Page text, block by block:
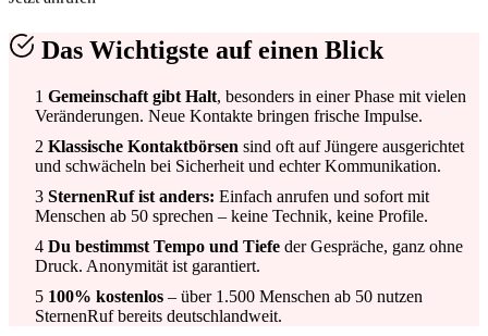
Das Wichtigste auf einen Blick
1 Gemeinschaft gibt Halt, besonders in einer Phase mit vielen
Veränderungen. Neue Kontakte bringen frische Impulse.
2 Klassische Kontaktbörsen sind oft auf Jüngere ausgerichtet
und schwächeln bei Sicherheit und echter Kommunikation.
3 SternenRuf ist anders: Einfach anrufen und sofort mit
Menschen ab 50 sprechen – keine Technik, keine Profile.
4 Du bestimmst Tempo und Tiefe der Gespräche, ganz ohne
Druck. Anonymität ist garantiert.
5 100% kostenlos – über 1.500 Menschen ab 50 nutzen
SternenRuf bereits deutschlandweit.